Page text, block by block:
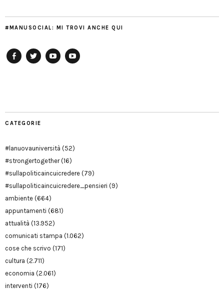
#MANUSOCIAL: MI TROVI ANCHE QUI
CATEGORIE
#lanuovauniversità (52)
#strongertogether(16)
#sullapoliticaincuicredere (79)
#sullapoliticaincuicredere_pensieri (9)
ambiente (664)
appuntamenti (681)
attualità (13.952)
comunicati stampa (1.062)
cose che scrivo (171)
cultura (2.711)
economia (2.061)
interventi (176)